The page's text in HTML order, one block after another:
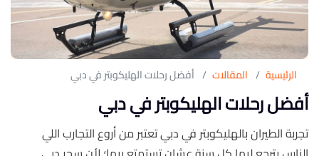
الرئيسية المقالات أفضل رحلات الهليكوبتر في دبي
أفضل رحلات الهليكوبتر في دبي
تجربة الطيران بالهليكوبتر في دبي تعتبر من أروع التجارب اللي